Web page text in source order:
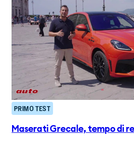
PRIMO TEST
Maserati Grecale, tempo di